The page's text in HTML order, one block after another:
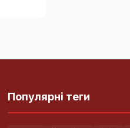
Популярні теги